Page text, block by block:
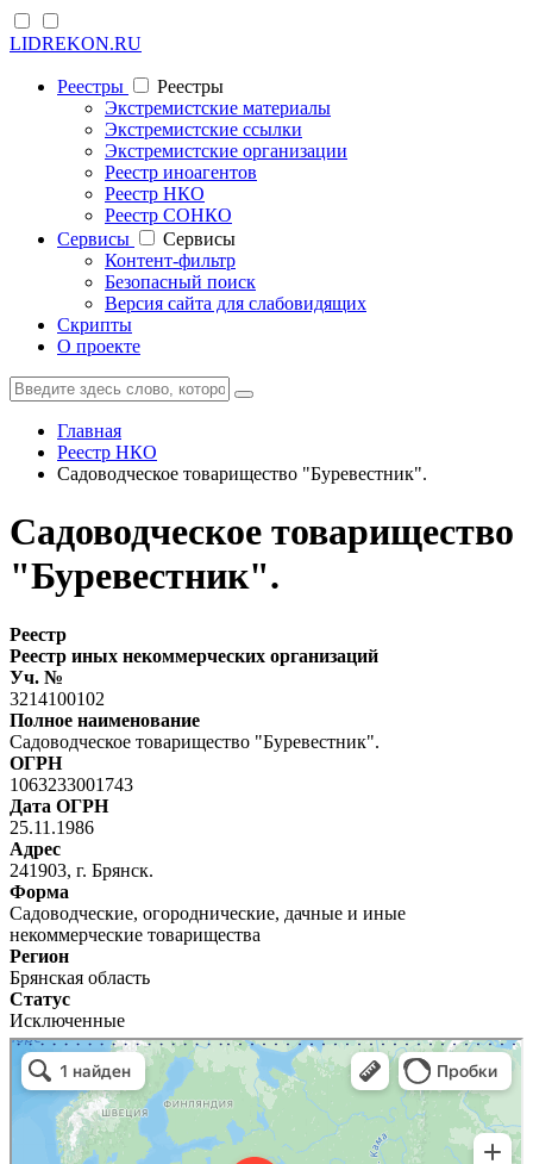
LIDREKON.RU
Реестры
Реестры
Экстремистские материалы
Экстремистские ссылки
Экстремистские организации
Реестр иноагентов
Реестр НКО
Реестр СОНКО
Cервисы
Cервисы
Контент-фильтр
Безопасный поиск
Версия сайта для слабовидящих
Скрипты
О проекте
Главная
Реестр НКО
Садоводческое товарищество "Буревестник".
Садоводческое товарищество
"Буревестник".
Реестр
Реестр иных некоммерческих организаций
Уч. №
3214100102
Полное наименование
Садоводческое товарищество "Буревестник".
ОГРН
1063233001743
Дата ОГРН
25.11.1986
Адрес
241903, г. Брянск.
Форма
Садоводческие, огороднические, дачные и иные
некоммерческие товарищества
Регион
Брянская область
Статус
Исключенные